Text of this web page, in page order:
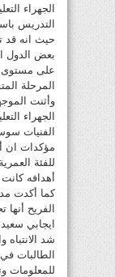
الجهراء
التدريس
حيث انه قد
بعض الدول
على مستوى
المرحلة
وأثنت
الجهراء
الفنيات
مؤكدات ان
للفئة
أهدافه
كما أكدت
الفريح أنها
ايجابي
شد الانتباه
الطالبات
للمعلومات